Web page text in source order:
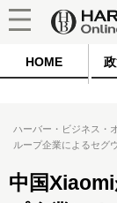
HOME
ハーバー・ビジネス・
ループ企業によるセグ
中国